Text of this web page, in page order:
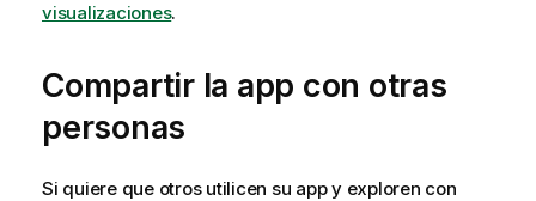
visualizaciones.
Compartir la app con otras
personas
Si quiere que otros utilicen su app y exploren con